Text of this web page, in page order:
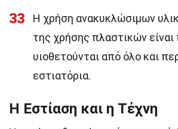
33
Η χρήση ανακυκλώσιμων
της χρήσης πλαστικών
υιοθετούνται από όλο και
εστιατόρια.
Η Εστίαση και η Τέχνη